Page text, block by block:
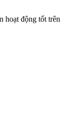
hoạt động tốt trên